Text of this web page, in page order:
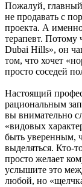
Пожалуй,
не продавать с
проекта. А
терапевт. Потому
Dubai Hills», он
том, что хочет
просто соседей
Настоящий
рациональным
вы внимательно
«видовых
быть уверенным,
выделяться. Кто-
просто желает
услышите это
любой, но